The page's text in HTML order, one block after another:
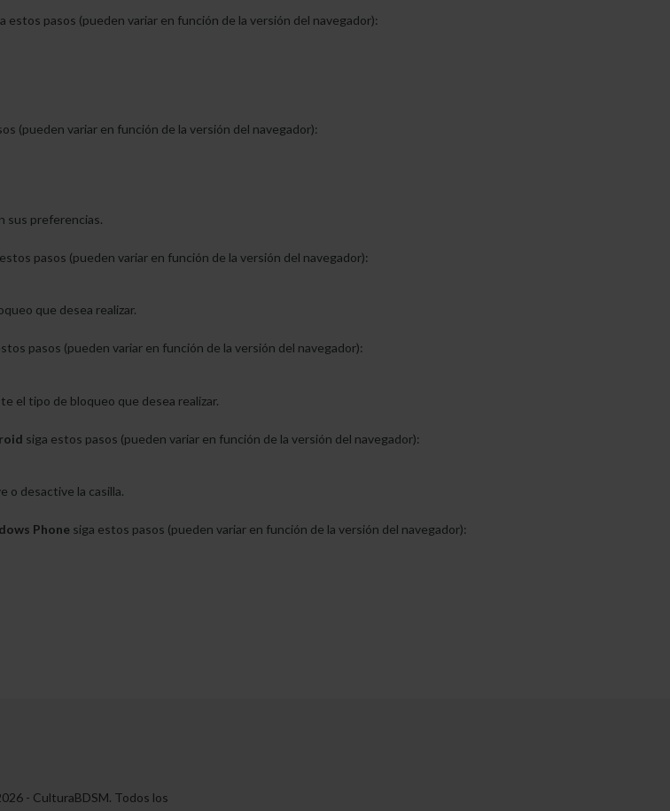
estos pasos (pueden variar en función de la versión del navegador):
(pueden variar en función de la versión del navegador):
sus preferencias.
pasos (pueden variar en función de la versión del navegador):
que desea realizar.
pasos (pueden variar en función de la versión del navegador):
el tipo de bloqueo que desea realizar.
siga estos pasos (pueden variar en función de la versión del navegador):
o desactive la casilla.
Phone siga estos pasos (pueden variar en función de la versión del navegador):
- CulturaBDSM. Todos los